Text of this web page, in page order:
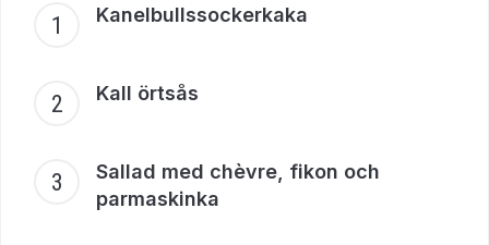
Kanelbullssockerkaka
Kall örtsås
Sallad med chèvre, fikon och
parmaskinka